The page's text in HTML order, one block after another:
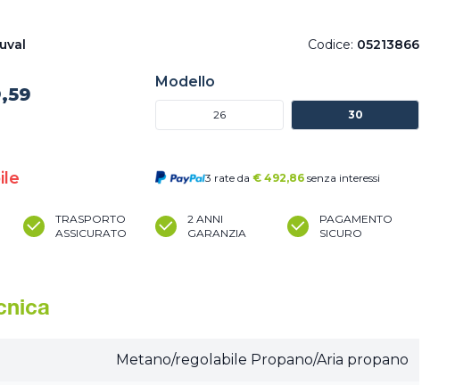
Codice: 05213866
,59
Modello
26 30
3 rate da € 492,86 senza interessi
TRASPORTO
ASSICURATO
2 ANNI
GARANZIA
PAGAMENTO
SICURO
Metano/regolabile Propano/Aria propano